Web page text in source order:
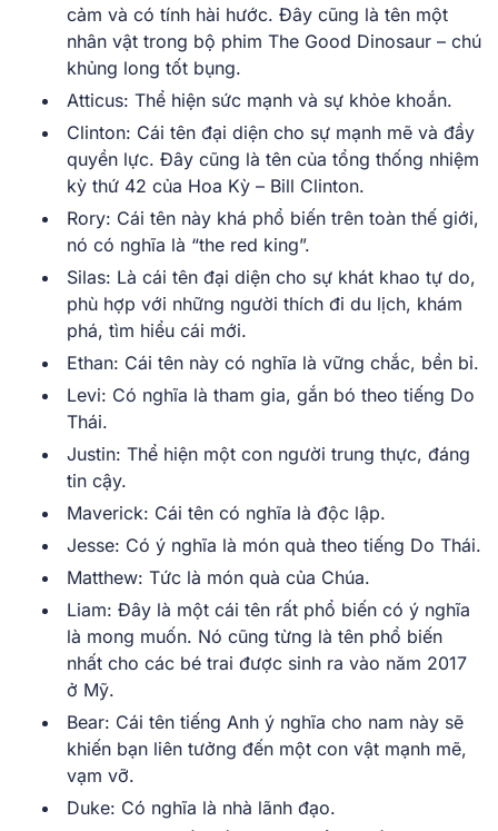
cảm và có tính hài hước. Đây cũng là tên một
nhân vật trong bộ phim The Good Dinosaur – chú
khủng long tốt bụng.
Atticus: Thể hiện sức mạnh và sự khỏe khoắn.
Clinton: Cái tên đại diện cho sự mạnh mẽ và đầy
quyền lực. Đây cũng là tên của tổng thống nhiệm
kỳ thứ 42 của Hoa Kỳ – Bill Clinton.
Rory: Cái tên này khá phổ biến trên toàn thế giới,
nó có nghĩa là “the red king”.
Silas: Là cái tên đại diện cho sự khát khao tự do,
phù hợp với những người thích đi du lịch, khám
phá, tìm hiểu cái mới.
Ethan: Cái tên này có nghĩa là vững chắc, bền bỉ.
Levi: Có nghĩa là tham gia, gắn bó theo tiếng Do
Thái.
Justin: Thể hiện một con người trung thực, đáng
tin cậy.
Maverick: Cái tên có nghĩa là độc lập.
Jesse: Có ý nghĩa là món quà theo tiếng Do Thái.
Matthew: Tức là món quà của Chúa.
Liam: Đây là một cái tên rất phổ biến có ý nghĩa
là mong muốn. Nó cũng từng là tên phổ biến
nhất cho các bé trai được sinh ra vào năm 2017
ở Mỹ.
Bear: Cái tên tiếng Anh ý nghĩa cho nam này sẽ
khiến bạn liên tưởng đến một con vật mạnh mẽ,
vạm vỡ.
Duke: Có nghĩa là nhà lãnh đạo.